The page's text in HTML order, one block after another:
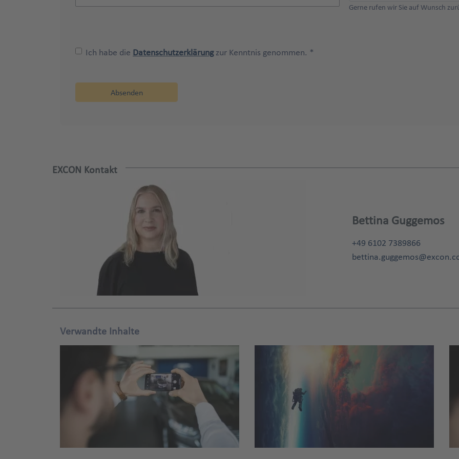
Gerne rufen wir Sie auf Wunsch
Ich habe die Datenschutzerklärungzur Kenntnis genommen. *
EXCON Kontakt
Bettina Guggemos
+49 6102 7389866
Verwandte Inhalte